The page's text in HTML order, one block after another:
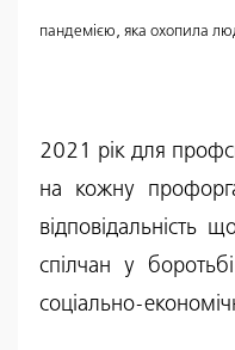
пандемією, яка охопила
2021 рік для
на кожну
відповідальність
спілчан у
соціально-